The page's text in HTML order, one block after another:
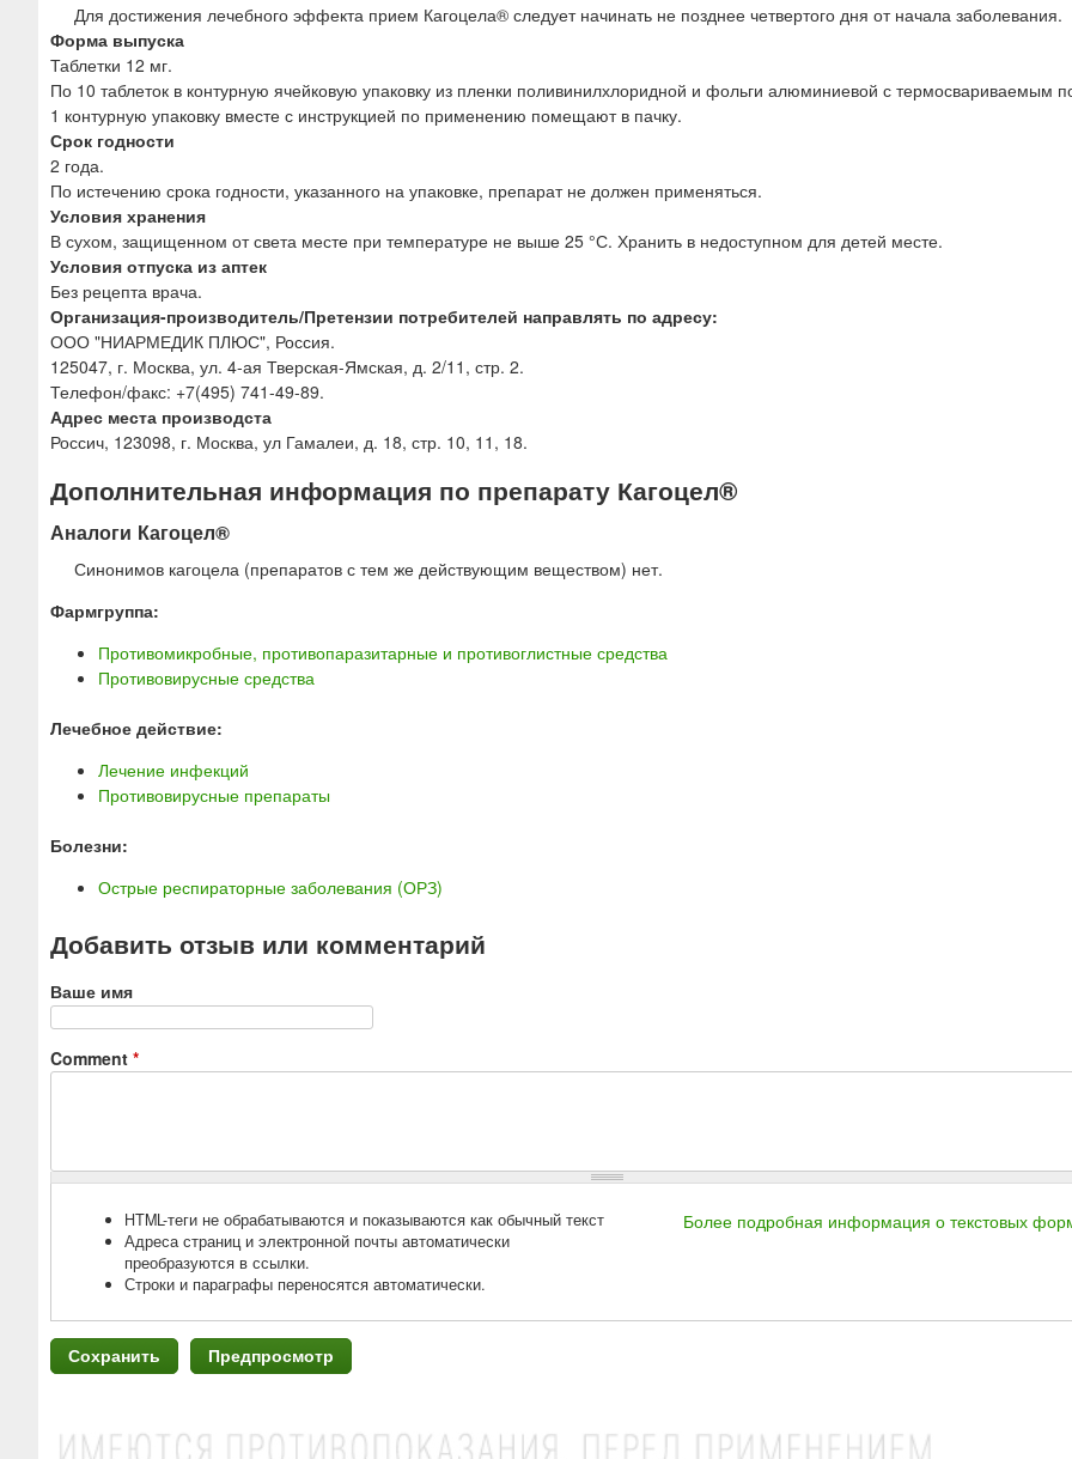
Для достижения лечебного эффекта прием Кагоцела® следует начинать не позднее четвертого дня от начала заболевания.
Форма выпуска
Таблетки 12 мг.
По 10 таблеток в контурную ячейковую упаковку из пленки поливинилхлоридной и фольги алюминиевой с термосвариваемым
1 контурную упаковку вместе с инструкцией по применению помещают в пачку.
Срок годности
2 года.
По истечению срока годности, указанного на упаковке, препарат не должен применяться.
Условия хранения
В сухом, защищенном от света месте при температуре не выше 25 °С. Хранить в недоступном для детей месте.
Условия отпуска из аптек
Без рецепта врача.
Организация-производитель/Претензии потребителей направлять по адресу:
ООО "НИАРМЕДИК ПЛЮС", Россия.
125047, г. Москва, ул. 4-ая Тверская-Ямская, д. 2/11, стр. 2.
Телефон/факс: +7(495) 741-49-89.
Адрес места производста
Россич, 123098, г. Москва, ул Гамалеи, д. 18, стр. 10, 11, 18.
Дополнительная информация по препарату Кагоцел®
Аналоги Кагоцел®
Синонимов кагоцела (препаратов с тем же действующим веществом) нет.
Фармгруппа:
Противомикробные, противопаразитарные и противоглистные средства
Противовирусные средства
Лечебное действие:
Лечение инфекций
Противовирусные препараты
Болезни:
Острые респираторные заболевания (ОРЗ)
Добавить отзыв или комментарий
Ваше имя
Comment *
Более подробная информация о текстовых
HTML-теги не обрабатываются и показываются как обычный текст
Адреса страниц и электронной почты автоматически
преобразуются в ссылки.
Строки и параграфы переносятся автоматически.